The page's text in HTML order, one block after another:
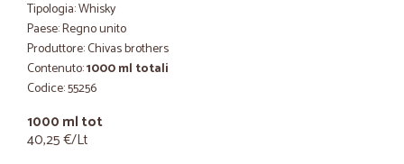
Tipologia: Whisky
Paese: Regno unito
Produttore: Chivas brothers
Contenuto:1000 ml totali
Codice: 55256
1000 ml tot
40,25 €/Lt